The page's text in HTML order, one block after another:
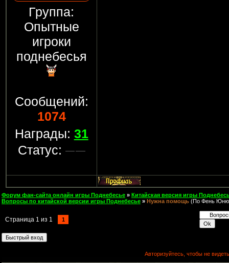
Группа:
Опытные
игроки
поднебесья
Сообщений:
1074
Награды: 31
Статус:
Форум фан-сайта онлайн игры Поднебесье » Китайская версия игры
Вопросы по китайской версии игры Поднебесье » Нужна помощь (По Фень
Страница 1 из 1 1
Авторизуйтесь, чтобы не